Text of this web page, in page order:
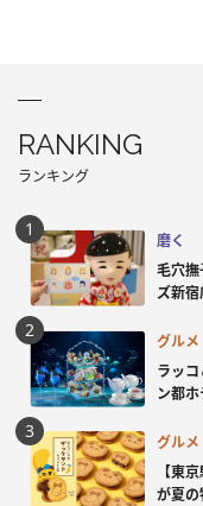
RANKING
ランキング
磨く
毛穴
ズ新
グルメ
ラッ
ン都
グルメ
【東
が夏